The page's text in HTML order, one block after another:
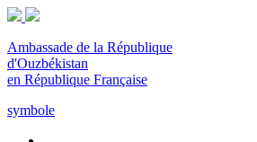
Ambassade de la République
d'Ouzbékistan
en République Française
symbole